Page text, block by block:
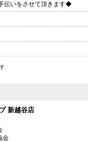
伝いをさせて頂きます◆
新越谷店
会